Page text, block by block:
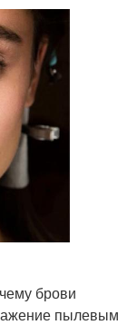
брови
пылевым